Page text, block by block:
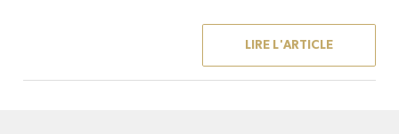
LIRE L'ARTICLE